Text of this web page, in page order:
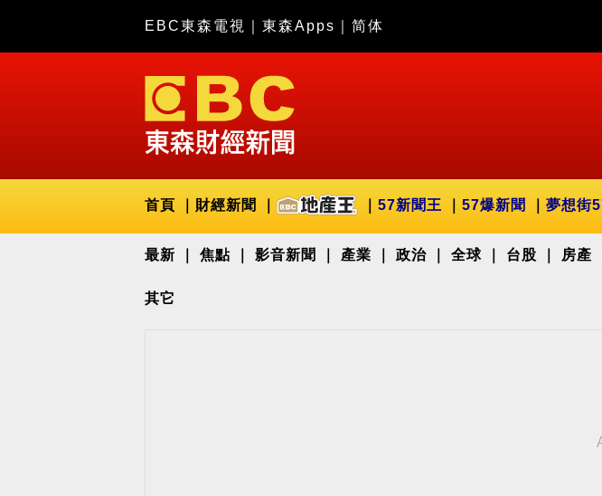
EBC東森電視 東森Apps 简体
首頁 財經新聞 57新聞王 57爆新聞 夢想街
最新 焦點 影音新聞 產業 政治 全球 台股 房產
其它